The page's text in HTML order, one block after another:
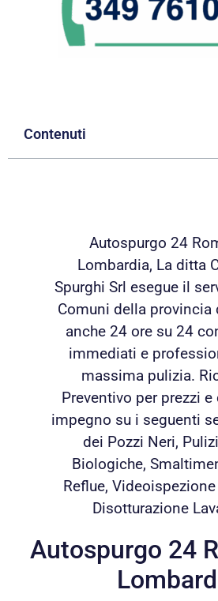
Contenuti
Autospurgo 24
Lombardia, La ditta
Spurghi Srl esegue il
Comuni della provincia
anche 24 ore su 24
immediati e
massima pulizia.
Preventivo per prezzi
impegno su i seguenti
dei Pozzi Neri,
Biologiche,
Reflue,
Disotturazione
Autospurgo 24